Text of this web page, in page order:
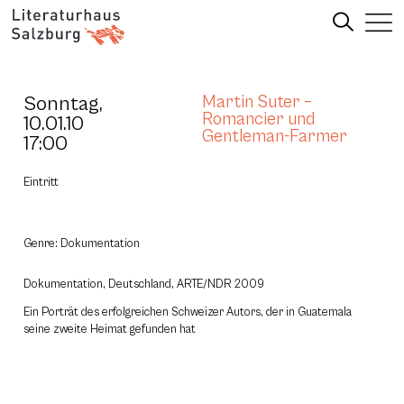
Sonntag,
10.01.10
17:00
Martin Suter –
Romancier und
Gentleman-Farmer
Eintritt
Genre: Dokumentation
Dokumentation, Deutschland, ARTE/NDR 2009
Ein Porträt des erfolgreichen Schweizer Autors, der in Guatemala
seine zweite Heimat gefunden hat